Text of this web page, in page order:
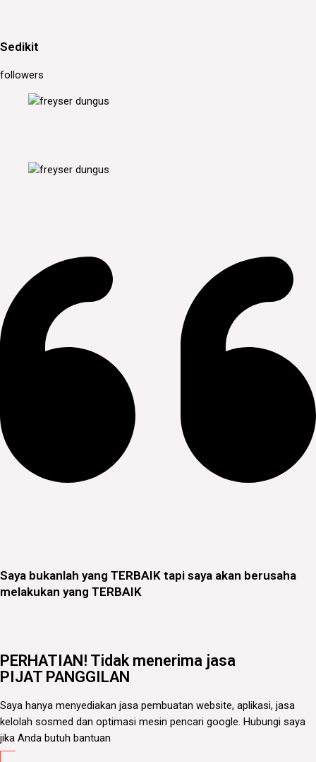
Sedikit
followers
Saya bukanlah yang TERBAIK tapi saya akan berusaha
melakukan yang TERBAIK
PERHATIAN! Tidak menerima jasa
PIJAT PANGGILAN
Saya hanya menyediakan jasa pembuatan website, aplikasi, jasa
kelolah sosmed dan optimasi mesin pencari google. Hubungi saya
jika Anda butuh bantuan